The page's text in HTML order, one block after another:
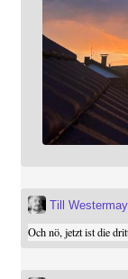
Till
Och nö, jetzt ist die